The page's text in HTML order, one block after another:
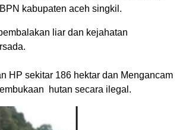
kabupaten aceh singkil.
liar dan kejahatan
HP sekitar 186 hektar dan Mengancam
hutan secara ilegal.